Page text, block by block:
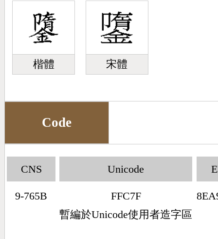
楷體 宋體
Code
CNS
9-765B
Unicode
FFC7F
暫編於Unicode使用者造字區